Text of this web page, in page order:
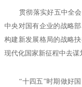
贯彻落实好五中全会
中央对国有企业的战略
构建新发展格局的战略
现代化国家新征程中去谋
“十四五”时期做好国